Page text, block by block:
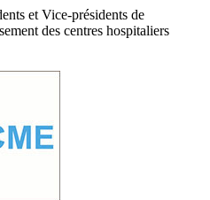
et Vice-présidents de
des centres hospitaliers